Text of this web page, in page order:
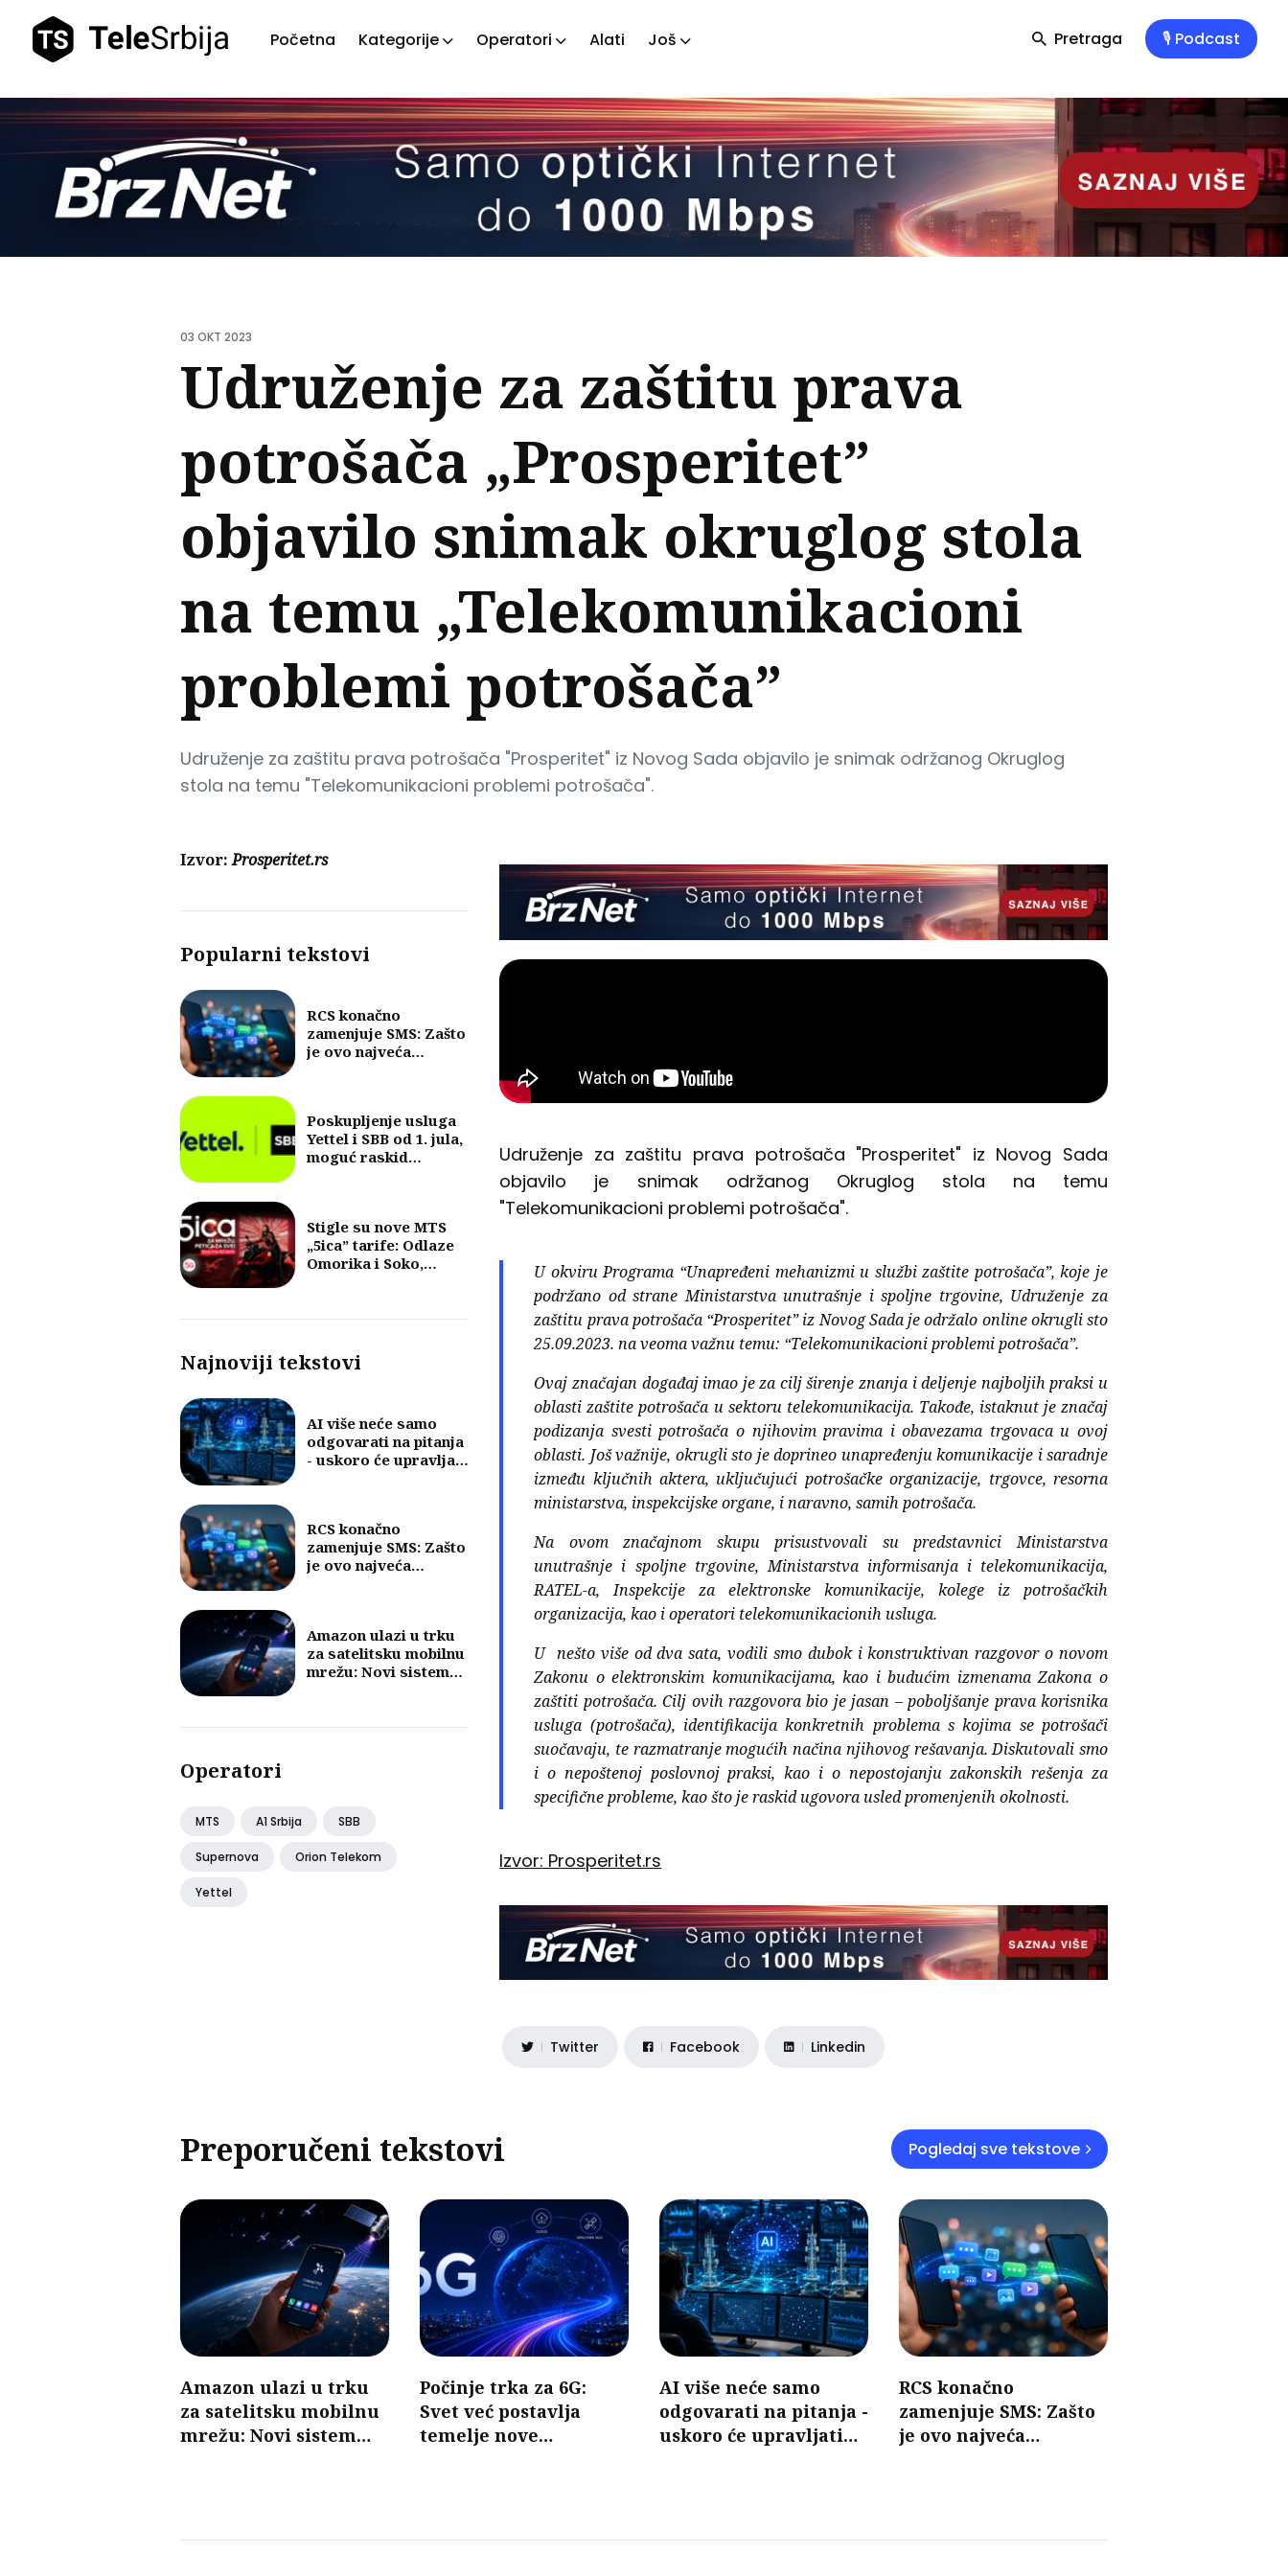
Početna Kategorije Operatori Alati Još Pretraga 🎙️ Podcast
Pretražite
tekstove
03 OKT 2023
Udruženje za zaštitu prava
potrošača „Prosperitet”
objavilo snimak okruglog stola
na temu „Telekomunikacioni
problemi potrošača”
Udruženje za zaštitu prava potrošača "Prosperitet" iz Novog Sada objavilo je snimak održanog Okruglog
stola na temu "Telekomunikacioni problemi potrošača".
Izvor:Prosperitet.rs
Popularni tekstovi
RCS konačno
zamenjuje SMS: Zašto
je ovo najveća
Poskupljenje usluga
Yettel i SBB od 1. jula,
moguć raskid
Stigle su nove MTS
„5ica” tarife: Odlaze
Omorika i Soko,
Najnoviji tekstovi
AI više neće samo
odgovarati na pitanja
- uskoro će upravljati
RCS konačno
zamenjuje SMS: Zašto
je ovo najveća
Amazon ulazi u trku
za satelitsku mobilnu
mrežu: Novi sistem
stanica
Operatori
MTS A1 Srbija SBB
Supernova Orion Telekom
Yettel
Udruženje za zaštitu prava potrošača "Prosperitet" iz Novog Sada
objavilo je snimak održanog Okruglog stola na temu
"Telekomunikacioni problemi potrošača".
U okviru Programa “Unapređeni mehanizmi u službi zaštite potrošača”, koje je
podržano od strane Ministarstva unutrašnje i spoljne trgovine, Udruženje za
zaštitu prava potrošača “Prosperitet” iz Novog Sada je održalo online okrugli sto
25.09.2023. na veoma važnu temu: “Telekomunikacioni problemi potrošača”.
Ovaj značajan događaj imao je za cilj širenje znanja i deljenje najboljih praksi u
oblasti zaštite potrošača u sektoru telekomunikacija. Takođe, istaknut je značaj
podizanja svesti potrošača o njihovim pravima i obavezama trgovaca u ovoj
oblasti. Još važnije, okrugli sto je doprineo unapređenju komunikacije i saradnje
između ključnih aktera, uključujući potrošačke organizacije, trgovce, resorna
ministarstva, inspekcijske organe, i naravno, samih potrošača.
Na ovom značajnom skupu prisustvovali su predstavnici Ministarstva
unutrašnje i spoljne trgovine, Ministarstva informisanja i telekomunikacija,
RATEL-a, Inspekcije za elektronske komunikacije, kolege iz potrošačkih
organizacija, kao i operatori telekomunikacionih usluga.
U nešto više od dva sata, vodili smo dubok i konstruktivan razgovor o novom
Zakonu o elektronskim komunikacijama, kao i budućim izmenama Zakona o
zaštiti potrošača. Cilj ovih razgovora bio je jasan – poboljšanje prava korisnika
usluga (potrošača), identifikacija konkretnih problema s kojima se potrošači
suočavaju, te razmatranje mogućih načina njihovog rešavanja. Diskutovali smo
i o nepoštenoj poslovnoj praksi, kao i o nepostojanju zakonskih rešenja za
specifične probleme, kao što je raskid ugovora usled promenjenih okolnosti.
Izvor: Prosperitet.rs
Twitter Facebook Linkedin
Preporučeni tekstovi Pogledaj sve tekstove
Amazon ulazi u trku
za satelitsku mobilnu
mrežu: Novi sistem
Počinje trka za 6G:
Svet već postavlja
temelje nove
AI više neće samo
odgovarati na pitanja -
uskoro će upravljati
RCS konačno
zamenjuje SMS: Zašto
je ovo najveća